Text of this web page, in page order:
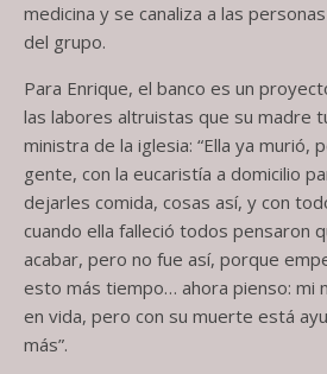
medicina y se canaliza a las
del grupo.
Para Enrique, el banco es un
las labores altruistas que su madre
ministra de la iglesia: “Ella ya murió,
gente, con la eucaristía a domicilio
dejarles comida, cosas así, y con
cuando ella falleció todos pensaron
acabar, pero no fue así, porque
esto más tiempo… ahora pienso: mi
en vida, pero con su muerte está
más”.